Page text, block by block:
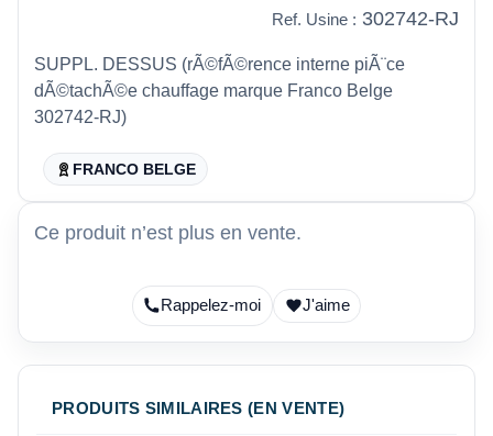
Ref. Usine : 302742-RJ
SUPPL. DESSUS (rÃ©fÃ©rence interne piÃ¨ce
dÃ©tachÃ©e chauffage marque Franco Belge
302742-RJ)
FRANCO BELGE
Ce produit n’est plus en vente.
Rappelez-moi J'aime
PRODUITS SIMILAIRES (EN VENTE)